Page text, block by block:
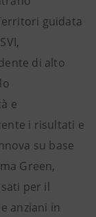
guidata
di alto
e
i risultati e
su base
Green,
per il
anziani in